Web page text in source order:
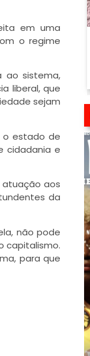
em uma
o regime
ao sistema,
liberal, que
sejam
o estado de
cidadania e
aos
da
não pode
capitalismo.
para que